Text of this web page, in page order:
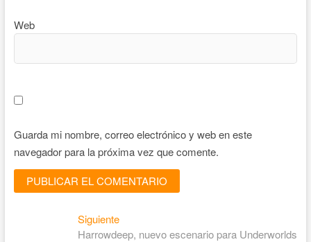
Web
Guarda mi nombre, correo electrónico y web en este
navegador para la próxima vez que comente.
Siguiente
Harrowdeep, nuevo escenario para Underworlds